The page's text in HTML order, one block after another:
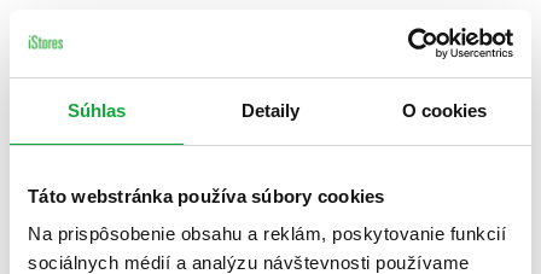
Súhlas Detaily O cookies
Táto webstránka používa súbory cookies
Na prispôsobenie obsahu a reklám, poskytovanie funkcií
sociálnych médií a analýzu návštevnosti používame